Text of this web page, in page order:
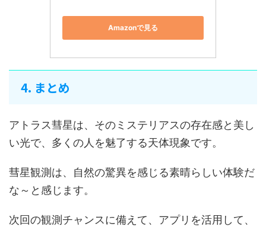
Amazonで見る
4. まとめ
アトラス彗星は、そのミステリアスの存在感と美し
い光で、多くの人を魅了する天体現象です。
彗星観測は、自然の驚異を感じる素晴らしい体験だ
な～と感じます。
次回の観測チャンスに備えて、アプリを活用して、